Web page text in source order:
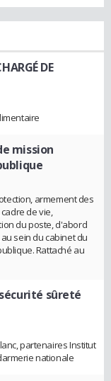
DE
mission
armement des
de vie,
du poste, d'abord
sein du cabinet du
Rattaché au
sûreté
partenaires Institut
nationale